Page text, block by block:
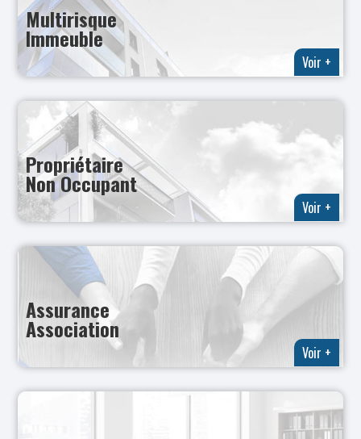
Multirisque
Immeuble
Voir +
Propriétaire
Non Occupant
Voir +
Assurance
Association
Voir +